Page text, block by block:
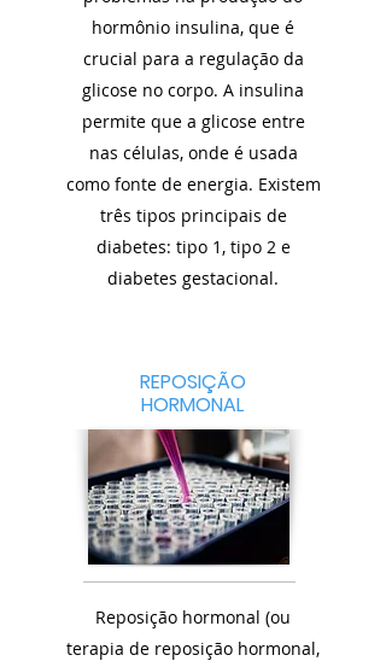
hormônio insulina, que é
crucial para a regulação da
glicose no corpo. A insulina
permite que a glicose entre
nas células, onde é usada
como fonte de energia. Existem
três tipos principais de
diabetes: tipo 1, tipo 2 e
diabetes gestacional.
REPOSIÇÃO
HORMONAL
Reposição hormonal (ou
terapia de reposição hormonal,